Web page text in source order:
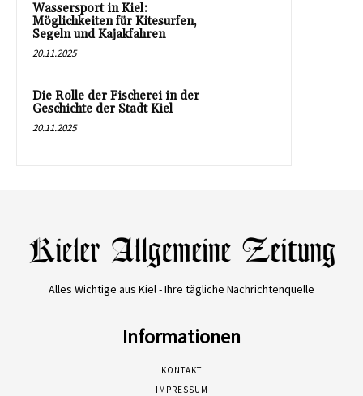
Wassersport in Kiel:
Möglichkeiten für Kitesurfen,
Segeln und Kajakfahren
20.11.2025
Die Rolle der Fischerei in der
Geschichte der Stadt Kiel
20.11.2025
Alles Wichtige aus Kiel - Ihre tägliche Nachrichtenquelle
Informationen
KONTAKT
IMPRESSUM